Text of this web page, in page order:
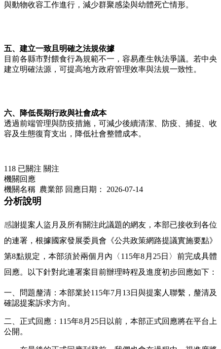
與動物收容工作進行，減少群聚感染與幼體死亡情形。
五、建立一致且明確之法規依據
目前各縣市對餵食行為規範不一，容易產生執法爭議。若中央
建立明確法源，可提高地方政府管理效率與法規一致性。
六、降低長期行政與社會成本
透過前端管理與防疫措施，可減少後續清潔、防疫、捕捉、收
容及生態復育支出，降低社會整體成本。
118 已關注 關注
機關回應
機關名稱 農業部 回應日期： 2026-07-14
分析說明
感謝提案人盜月及所有關注此議題的網友，本部已接收到各位
的連署，根據國家發展委員會《公共政策網路提議實施要點》
第8點規定，本部須於兩個月內〈115年8月25日〉前完成具體
回應。以下針對此連署案目前辦理時程及進度初步回應如下：
一、問題釐清：本部業於115年7月13日與提案人聯繫，釐清及
確認提案訴求方向。
二、正式回應：115年8月25日以前，本部正式回應將在平台上
公開。